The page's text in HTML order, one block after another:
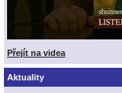
Přejít na videa
Aktuality